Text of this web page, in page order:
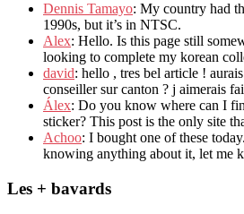
Dennis Tamayo: My country had
1990s, but it’s in NTSC.
Alex: Hello. Is this page still
looking to complete my korean
david: hello , tres bel article !
conseiller sur canton ? j aimerais
Álex: Do you know where can I
sticker? This post is the only site
Achoo: I bought one of these
knowing anything about it, let me
Les + bavards